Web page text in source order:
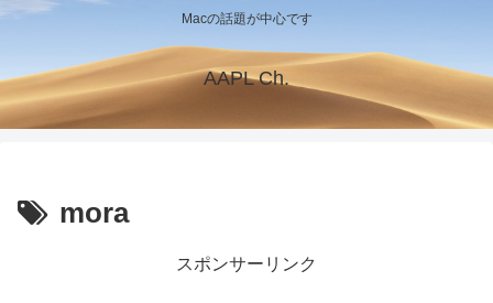
Macの話題が中心です
AAPL Ch.
mora
スポンサーリンク